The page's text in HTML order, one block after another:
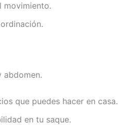
movimiento.
abdomen.
que puedes hacer en casa.
en tu saque.